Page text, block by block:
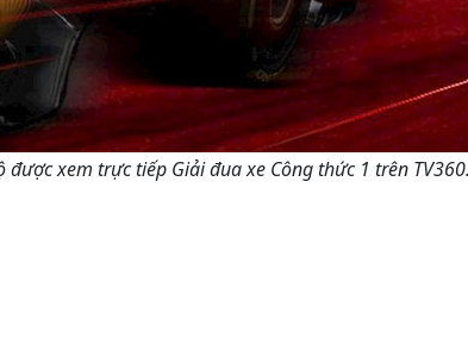
xem trực tiếp Giải đua xe Công thức 1 trên